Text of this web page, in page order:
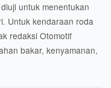
untuk menentukan
Untuk kendaraan roda
redaksi Otomotif
bakar, kenyamanan,